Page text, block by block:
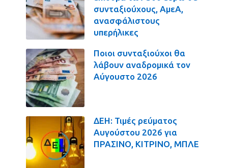
συνταξιούχους, ΑμεΑ,
ανασφάλιστους
υπερήλικες
Ποιοι συνταξιούχοι θα
λάβουν αναδρομικά τον
Αύγουστο 2026
ΔΕΗ: Τιμές ρεύματος
Αυγούστου 2026 για
ΠΡΑΣΙΝΟ, ΚΙΤΡΙΝΟ, ΜΠΛΕ